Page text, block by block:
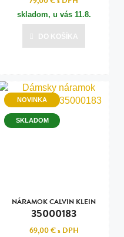
skladom, u vás 11.8.
DO KOŠÍKA
NOVINKA
SKLADOM
NÁRAMOK CALVIN KLEIN
35000183
69,00 €s DPH